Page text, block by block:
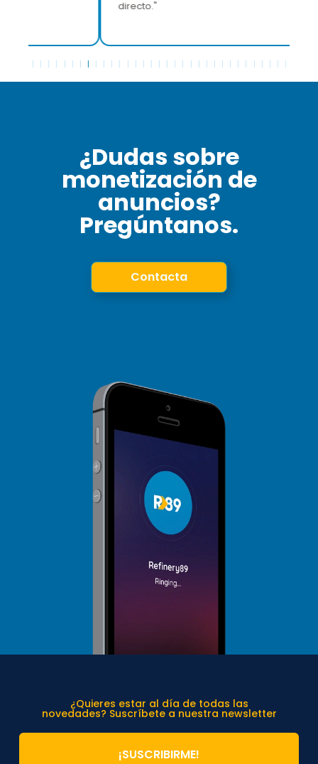
¿Dudas sobre
monetización de
anuncios?
Pregúntanos.
Contacta
¿Quieres estar al día de todas las
novedades? Suscríbete a nuestra newsletter
¡SUSCRIBIRME!